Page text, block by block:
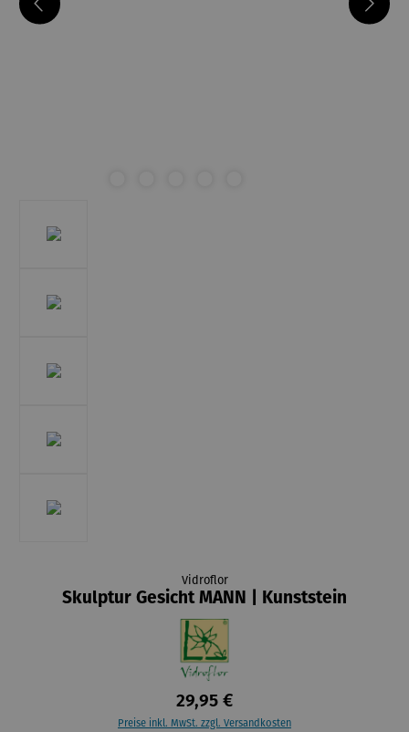
Vidroflor
Skulptur Gesicht MANN | Kunststein
29,95 €
Preise inkl. MwSt. zzgl. Versandkosten